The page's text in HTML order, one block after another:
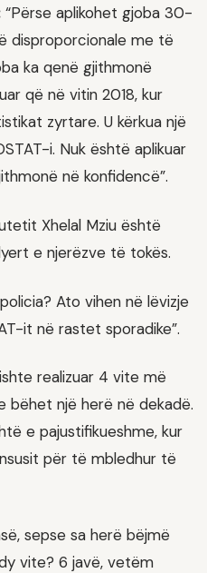
“Përse aplikohet gjoba 30-
disproporcionale me të
ka qenë gjithmonë
që në vitin 2018, kur
zyrtare. U kërkua një
i. Nuk është aplikuar
në konfidencë”.
Xhelal Mziu është
e njerëzve të tokës.
Ato vihen në lëvizje
it në rastet sporadike”.
realizuar 4 vite më
bëhet një herë në dekadë.
e pajustifikueshme, kur
për të mbledhur të
sepse sa herë bëjmë
vite? 6 javë, vetëm